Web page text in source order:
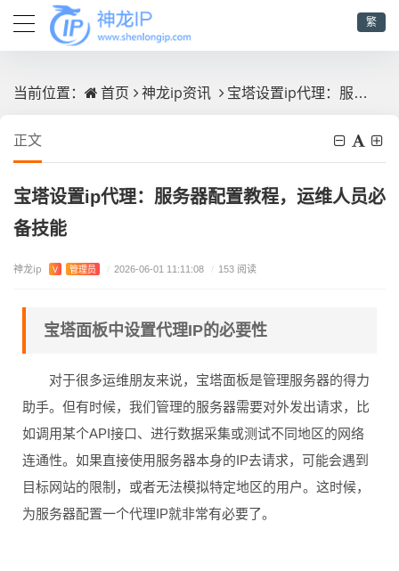
繁
当前位置： 首页 神龙ip资讯 宝塔设置ip代理：服务器配置教程，运维人员必备技能
正文
宝塔设置ip代理：服务器配置教程，运维人员必
备技能
神龙ip V 管理员 / 2026-06-01 11:11:08 / 153 阅读
宝塔面板中设置代理IP的必要性
对于很多运维朋友来说，宝塔面板是管理服务器的得力
助手。但有时候，我们管理的服务器需要对外发出请求，比
如调用某个API接口、进行数据采集或测试不同地区的网络
连通性。如果直接使用服务器本身的IP去请求，可能会遇到
目标网站的限制，或者无法模拟特定地区的用户。这时候，
为服务器配置一个代理IP就非常有必要了。